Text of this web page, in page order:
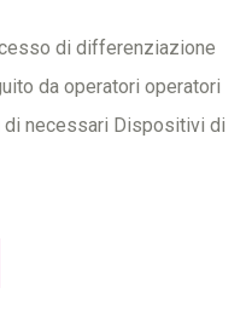
di differenziazione
da operatori operatori
necessari Dispositivi di